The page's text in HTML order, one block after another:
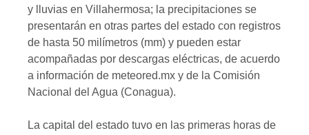
y lluvias en Villahermosa; la precipitaciones se
presentarán en otras partes del estado con registros
de hasta 50 milímetros (mm) y pueden estar
acompañadas por descargas eléctricas, de acuerdo
a información de meteored.mx y de la Comisión
Nacional del Agua (Conagua).
La capital del estado tuvo en las primeras horas de